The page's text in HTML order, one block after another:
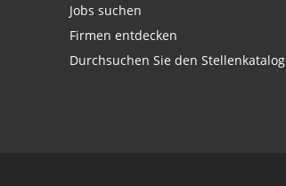
Jobs suchen
Firmen entdecken
Durchsuchen Sie den Stellenkatalog